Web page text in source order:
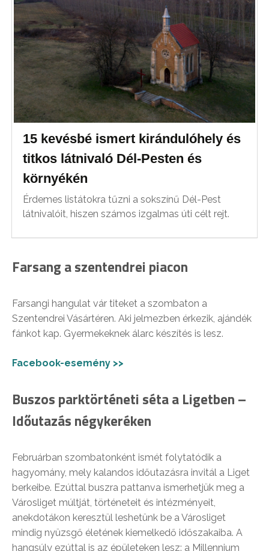
15 kevésbé ismert kirándulóhely és
titkos látnivaló Dél-Pesten és
környékén
Érdemes listátokra tűzni a sokszínű Dél-Pest
látnivalóit, hiszen számos izgalmas úti célt rejt.
Farsang a szentendrei piacon
Farsangi hangulat vár titeket a szombaton a
Szentendrei Vásártéren. Aki jelmezben érkezik, ajándék
fánkot kap. Gyermekeknek álarc készítés is lesz.
Facebook-esemény >>
Buszos parktörténeti séta a Ligetben –
Időutazás négykeréken
Februárban szombatonként ismét folytatódik a
hagyomány, mely kalandos időutazásra invitál a Liget
berkeibe. Ezúttal buszra pattanva ismerhetjük meg a
Városliget múltját, történeteit és intézményeit,
anekdotákon keresztül leshetünk be a Városliget
mindig nyüzsgő életének kiemelkedő időszakaiba. A
hangsúly ezúttal is az épületeken lesz: a Millennium